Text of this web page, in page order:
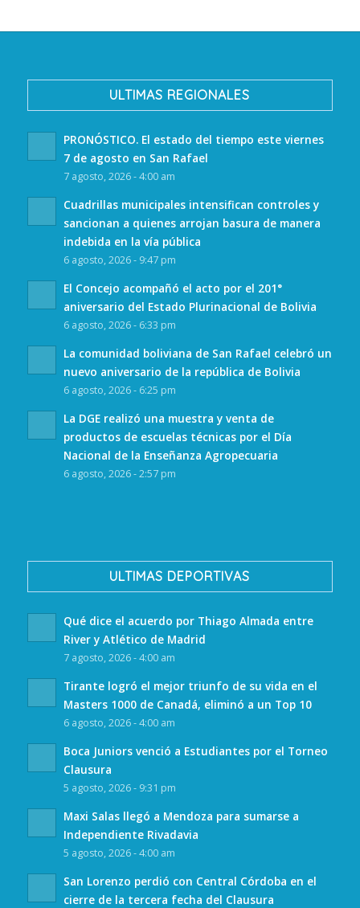
ULTIMAS REGIONALES
PRONÓSTICO. El estado del tiempo este viernes
7 de agosto en San Rafael
7 agosto, 2026 - 4:00 am
Cuadrillas municipales intensifican controles y
sancionan a quienes arrojan basura de manera
indebida en la vía pública
6 agosto, 2026 - 9:47 pm
El Concejo acompañó el acto por el 201°
aniversario del Estado Plurinacional de Bolivia
6 agosto, 2026 - 6:33 pm
La comunidad boliviana de San Rafael celebró un
nuevo aniversario de la república de Bolivia
6 agosto, 2026 - 6:25 pm
La DGE realizó una muestra y venta de
productos de escuelas técnicas por el Día
Nacional de la Enseñanza Agropecuaria
6 agosto, 2026 - 2:57 pm
ULTIMAS DEPORTIVAS
Qué dice el acuerdo por Thiago Almada entre
River y Atlético de Madrid
7 agosto, 2026 - 4:00 am
Tirante logró el mejor triunfo de su vida en el
Masters 1000 de Canadá, eliminó a un Top 10
6 agosto, 2026 - 4:00 am
Boca Juniors venció a Estudiantes por el Torneo
Clausura
5 agosto, 2026 - 9:31 pm
Maxi Salas llegó a Mendoza para sumarse a
Independiente Rivadavia
5 agosto, 2026 - 4:00 am
San Lorenzo perdió con Central Córdoba en el
cierre de la tercera fecha del Clausura